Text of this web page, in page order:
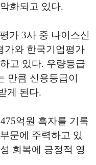
화되고 있다.
가 3사 중 나이스신
가와 한국기업평가
고 있다. 우량등급
만큼 신용등급이
게 된다.
억원 흑자를 기록
문에 주력하고 있
회복에 긍정적 영